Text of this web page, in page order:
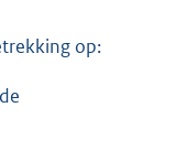
op: